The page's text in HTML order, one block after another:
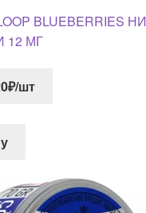
BLUEBERRIES
12 МГ
шт